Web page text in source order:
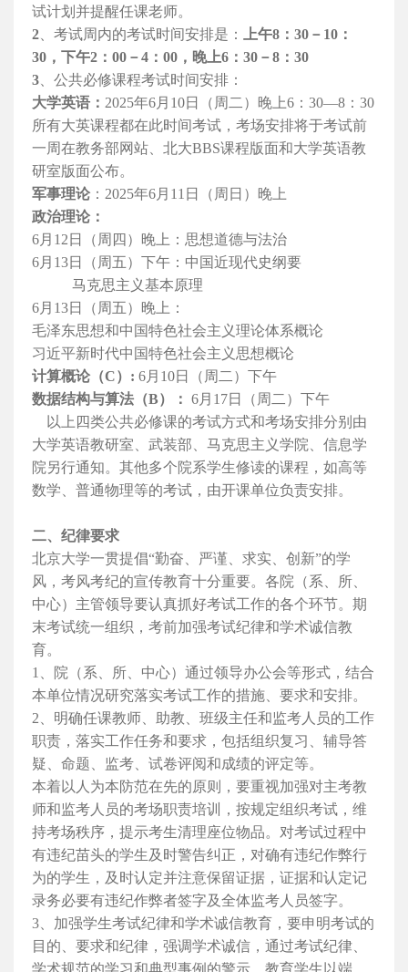
试计划并提醒任课老师。
2 、考试周内的考试时间安排是： 上午8 ： 30 － 10 ：
30 ，下午2 ： 00 －4 ： 00 ，晚上6 ： 30 －8 ： 30
3 、公共必修课程考试时间安排：
大学英语： 2025年6月 10日（周二）晚上6 ： 30—8 ： 30
所有大英课程都在此时间考试，考场安排将于考试前
一周在教务部网站、北大BBS课程版面和大学英语教
研室版面公布。
军事理论 ： 2025年6月 11 日（周日）晚上
政治理论：
6月 12 日（周四）晚上：思想道德与法治
6月 13日（周五）下午：中国近现代史纲要
马克思主义基本原理
6月 13日（周五）晚上：
毛泽东思想和中国特色社会主义理论体系概论
习近平新时代中国特色社会主义思想概论
计算概论（C） : 6月 10日（周二）下午
数据结构与算法（B）： 6月 17日（周二）下午
以上四类公共必修课的考试方式和考场安排分别由
大学英语教研室、武装部、马克思主义学院、信息学
院另行通知。其他多个院系学生修读的课程，如高等
数学、普通物理等的考试，由开课单位负责安排。
二、纪律要求
北京大学一贯提倡“勤奋、严谨、求实、创新”的学
风，考风考纪的宣传教育十分重要。各院（系、所、
中心）主管领导要认真抓好考试工作的各个环节。期
末考试统一组织，考前加强考试纪律和学术诚信教
育。
1
院（系、所、中心）通过领导办公会等形式，结合
本单位情况研究落实考试工作的措施、要求和安排。
2 、明确任课教师、助教、班级主任和监考人员的工作
职责，落实工作任务和要求，包括组织复习、辅导答
疑、命题、监考、试卷评阅和成绩的评定等。
本着以人为本防范在先的原则，要重视加强对主考教
师和监考人员的考场职责培训，按规定组织考试，维
持考场秩序，提示考生清理座位物品。对考试过程中
有违纪苗头的学生及时警告纠正，对确有违纪作弊行
为的学生，及时认定并注意保留证据，证据和认定记
录务必要有违纪作弊者签字及全体监考人员签字。
3 、加强学生考试纪律和学术诚信教育，要申明考试的
目的、要求和纪律，强调学术诚信，通过考试纪律、
学术规范的学习和典型事例的警示，教育学生以端